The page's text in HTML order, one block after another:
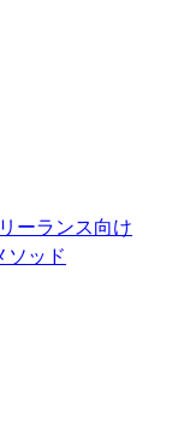
ーランス向け
ソッド